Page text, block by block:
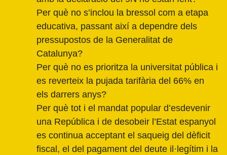
Per què no s’inclou la bressol com a etapa
educativa, passant així a dependre dels
pressupostos de la Generalitat de
Catalunya?
Per què no es prioritza la universitat pública i
es reverteix la pujada tarifària del 66% en
els darrers anys?
Per què tot i el mandat popular d’esdevenir
una República i de desobeir l’Estat espanyol
es continua acceptant el saqueig del dèficit
fiscal, el del pagament del deute il·legítim i la